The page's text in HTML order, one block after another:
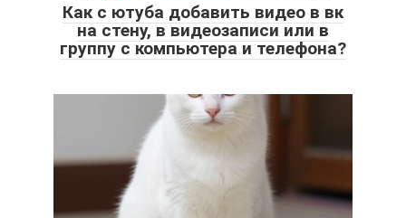
Как с ютуба добавить видео в вк
на стену, в видеозаписи или в
группу с компьютера и телефона?